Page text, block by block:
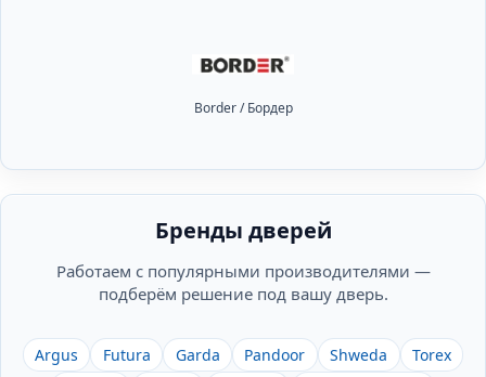
Border / Бордер
Бренды дверей
Работаем с популярными производителями —
подберём решение под вашу дверь.
Argus Futura Garda Pandoor Shweda
Torex